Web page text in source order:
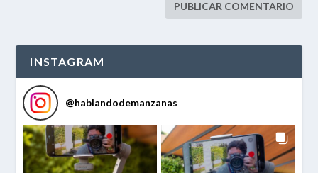
INSTAGRAM
@hablandodemanzanas